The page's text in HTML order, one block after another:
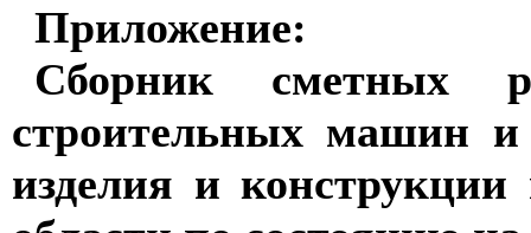
Приложение:
Сборник сметных
строительных машин
изделия и